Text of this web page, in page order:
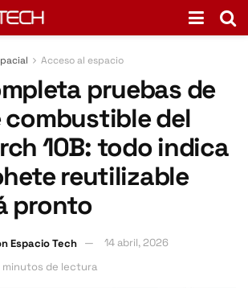
Acceso al espacio
pruebas de
combustible del
10B: todo indica
reutilizable
pronto
Espacio Tech
14 abril, 2026
de lectura